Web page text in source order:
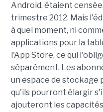
Android, étaient
trimestre 2012. Mais
à quel moment, ni
applications pour la
l'App Store, ce qui
séparément. Les
un espace de stockage
qu'ils pourront élargir
ajouteront les